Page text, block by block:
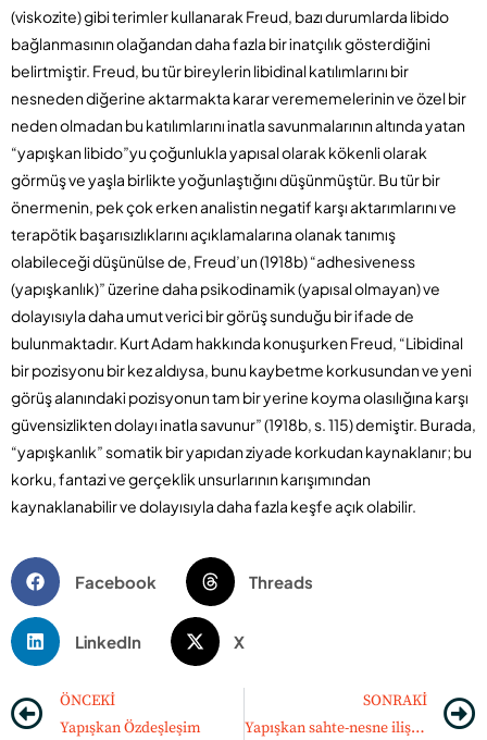
(viskozite) gibi terimler kullanarak Freud, bazı durumlarda libido
bağlanmasının olağandan daha fazla bir inatçılık gösterdiğini
belirtmiştir. Freud, bu tür bireylerin libidinal katılımlarını bir
nesneden diğerine aktarmakta karar verememelerinin ve özel bir
neden olmadan bu katılımlarını inatla savunmalarının altında yatan
“yapışkan libido”yu çoğunlukla yapısal olarak kökenli olarak
görmüş ve yaşla birlikte yoğunlaştığını düşünmüştür. Bu tür bir
önermenin, pek çok erken analistin negatif karşı aktarımlarını ve
terapötik başarısızlıklarını açıklamalarına olanak tanımış
olabileceği düşünülse de, Freud’un (1918b) “adhesiveness
(yapışkanlık)” üzerine daha psikodinamik (yapısal olmayan) ve
dolayısıyla daha umut verici bir görüş sunduğu bir ifade de
bulunmaktadır. Kurt Adam hakkında konuşurken Freud, “Libidinal
bir pozisyonu bir kez aldıysa, bunu kaybetme korkusundan ve yeni
görüş alanındaki pozisyonun tam bir yerine koyma olasılığına karşı
güvensizlikten dolayı inatla savunur” (1918b, s. 115) demiştir. Burada,
“yapışkanlık” somatik bir yapıdan ziyade korkudan kaynaklanır; bu
korku, fantazi ve gerçeklik unsurlarının karışımından
kaynaklanabilir ve dolayısıyla daha fazla keşfe açık olabilir.
Facebook Threads
LinkedIn X
ÖNCEKI
Yapışkan Özdeşleşim
SONRAKI
Yapışkan sahte-nesne ilişkileri